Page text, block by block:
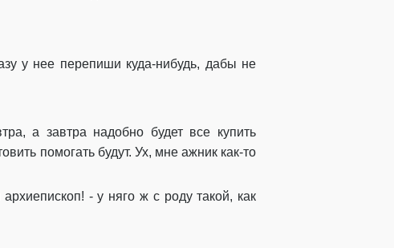
у нее перепиши куда-нибудь, дабы не
, а завтра надобно будет все купить
помогать будут. Ух, мне ажник как-то
- у няго ж с роду такой, как